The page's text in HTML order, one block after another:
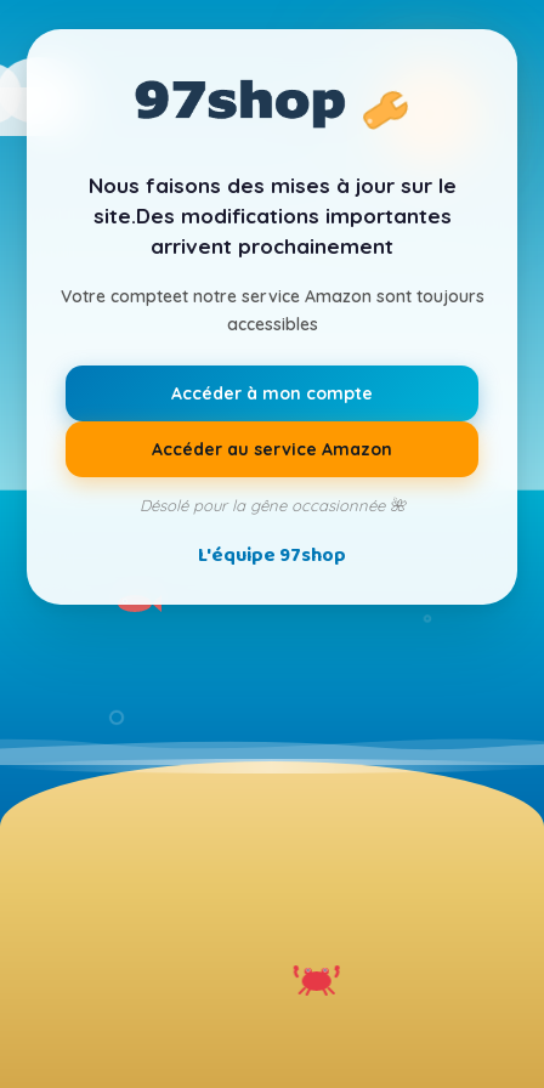
Nous faisons des mises à jour sur le
site.Des modifications importantes
arrivent prochainement
Votre compteet notre service Amazon sont toujours
accessibles
Accéder à mon compte
Accéder au service Amazon
Désolé pour la gêne occasionnée 🌺
L'équipe 97shop